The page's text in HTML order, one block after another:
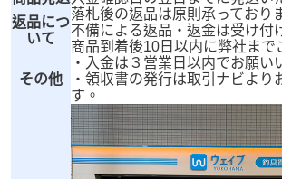
返品につ
いて
落札後の返品は原則承っており
不備による返品・返金は受け付
商品到着後10日以内に弊社まで
その他
・入金は３営業日以内でお願い
・領収書の発行は取引ナビより
す。